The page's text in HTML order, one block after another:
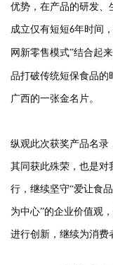
优势，在产品的研发、
成立仅有短短6年时间
网新零售模式”结合起
品打破传统短保食品的
广西的一张金名片。
纵观此次获奖产品名录
其同获此殊荣，也是对
行，继续坚守“爱让食
为中心”的企业价值观
进行创新，继续为消费